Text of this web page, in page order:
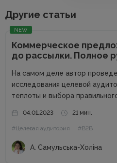
Другие статьи
NEW
Коммерческое
до рассылки. Полное
На самом деле автор
исследования целевой
теплоты и выбора
клиенту. В процессе составления и отправления
коммерческого предложения
этап, поэтому...
04.01.2023 21 мин.
#Целевая аудитория #B2B
А. Самульська-Холіна